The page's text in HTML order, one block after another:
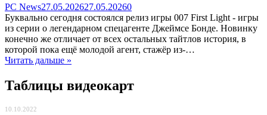
Categories
PC NewsPosted
on
27.05.202627.05.20260comments
on
Состоялся
релиз
качественного
007
Буквально сегодня состоялся релиз игры 007 First Light - игры
из серии о легендарном спецагенте Джеймсе Бонде. Новинку
конечно же отличает от всех остальных тайтлов история, в
которой пока ещё молодой агент, стажёр из-…
Читать дальше »
Таблицы видеокарт
10.10.2022